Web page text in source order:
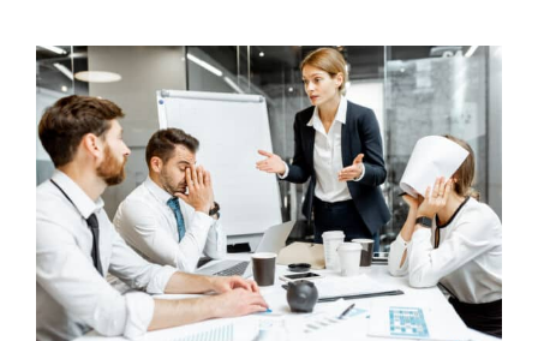
Wenn Appelle nicht mehr greifen –
was echte Überzeugungskraft in der
Führung ausmacht
Audio-Beiträge Stimmcoaching Stimme und Rhetorik